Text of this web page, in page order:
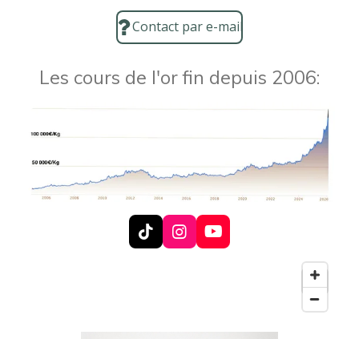
Contact par e-mail
Les cours de l'or fin depuis 2006:
T
i
I
n
Y
o